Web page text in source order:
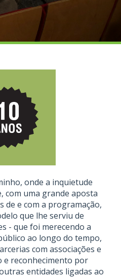
onde a inquietude
com uma grande aposta
de e com a programação,
que lhe serviu de
- que foi merecendo a
ao longo do tempo,
com associações e
e reconhecimento por
entidades ligadas ao